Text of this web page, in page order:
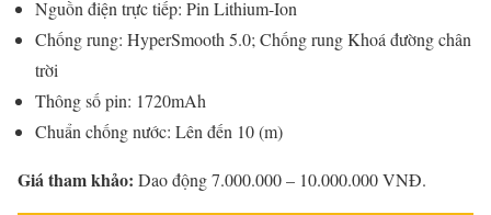
Nguồn điện trực tiếp: Pin Lithium-Ion
Chống rung: HyperSmooth 5.0; Chống rung Khoá đường chân
trời
Thông số pin: 1720mAh
Chuẩn chống nước: Lên đến 10 (m)
Giá tham khảo: Dao động 7.000.000 – 10.000.000 VNĐ.